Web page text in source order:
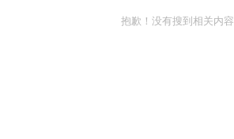
抱歉！没有搜到相关内容